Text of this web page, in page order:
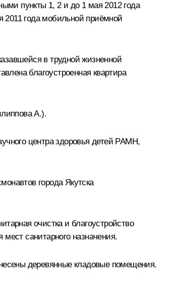
пункты 1, 2 и до 1 мая 2012 года
2011 года мобильной приёмной
в трудной жизненной
благоустроенная квартира
А.).
центра здоровья детей РАМН,
города Якутска
очистка и благоустройство
санитарного назначения.
деревянные кладовые помещения.